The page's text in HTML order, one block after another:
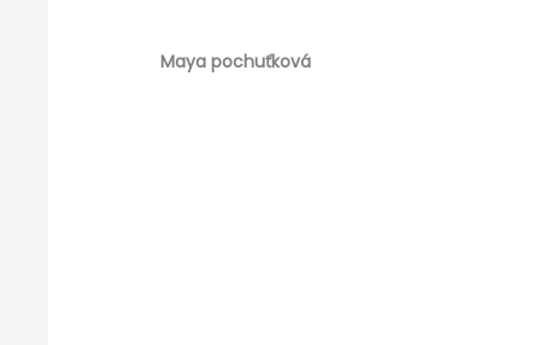
Maya pochuťková